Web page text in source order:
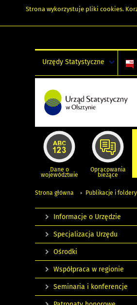
Strona wykorzystuje pliki cookies.
Urzędy Statystyczne
Dane o
województwie
Opracowania
bieżące
Strona główna Publikacje i foldery
Informacje o Urzędzie
Specjalizacja Urzędu
Ośrodki
Współpraca w regionie
Seminaria i konferencje